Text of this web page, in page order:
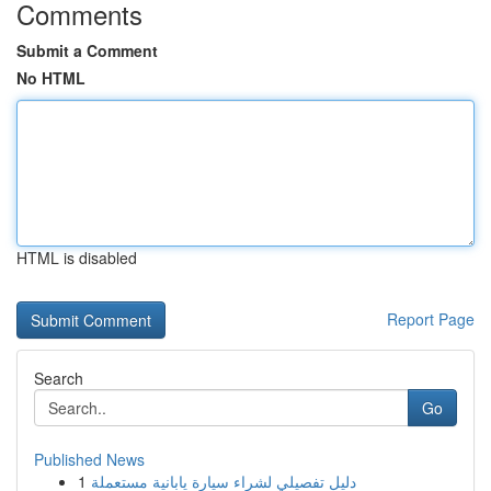
Comments
Submit a Comment
No HTML
HTML is disabled
Report Page
Search
Go
Published News
1 دليل تفصيلي لشراء سيارة يابانية مستعملة